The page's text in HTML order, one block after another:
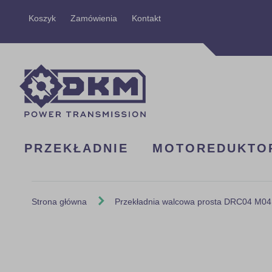
Koszyk Zamówienia KontaktPrzejdź
PRZEKŁADNIE
Strona główna Przekładnia walcowa prosta DRC04